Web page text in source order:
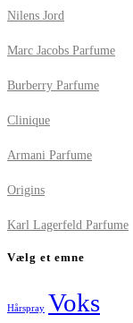
Nilens Jord
Marc Jacobs Parfume
Burberry Parfume
Clinique
Armani Parfume
Origins
Karl Lagerfeld Parfume
Vælg et emne
Hårspray Voks